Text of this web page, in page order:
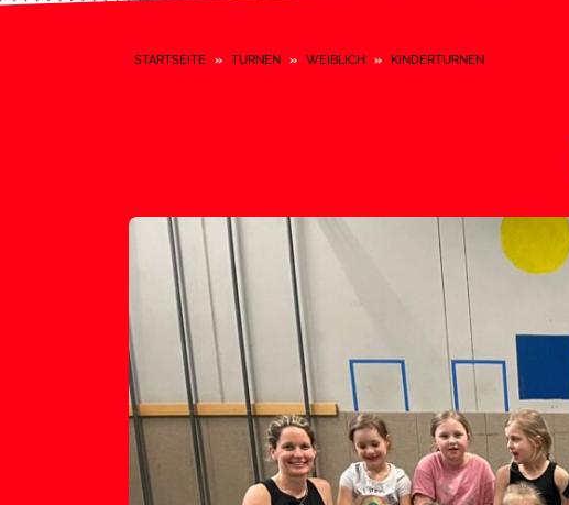
STARTSEITE » TURNEN » WEIBLICH » KINDERTURNEN